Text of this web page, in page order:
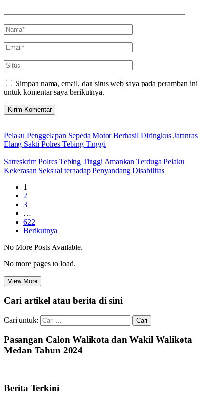
Simpan nama, email, dan situs web saya pada peramban ini
untuk komentar saya berikutnya.
Pelaku Penggelapan Sepeda Motor Berhasil Diringkus Jatanras
Elang Sakti Polres Tebing Tinggi
Satreskrim Polres Tebing Tinggi Amankan Terduga Pelaku
Kekerasan Seksual terhadap Penyandang Disabilitas
1
2
3
…
622
Berikutnya
No More Posts Available.
No more pages to load.
View More
Cari artikel atau berita di sini
Cari untuk:
Pasangan Calon Walikota dan Wakil Walikota
Medan Tahun 2024
Berita Terkini